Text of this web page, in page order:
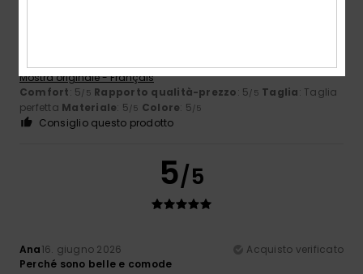
Mostra originale - Français
Comfort: 5/5 Rapporto qualità-prezzo: 5/5 Taglia: Taglia
perfetta Materiale: 5/5 Colore: 5/5
Consiglio questo prodotto
5/5
Ana16. giugno 2026
Acquisto verificato
Perché sono belle e comode